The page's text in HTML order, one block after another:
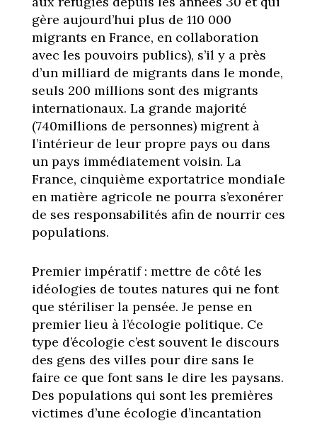
gère aujourd’hui plus de 110 000
migrants en France, en collaboration
avec les pouvoirs publics), s’il y a près
d’un milliard de migrants dans le monde,
seuls 200 millions sont des migrants
internationaux. La grande majorité
(740millions de personnes) migrent à
l’intérieur de leur propre pays ou dans
un pays immédiatement voisin. La
France, cinquième exportatrice mondiale
en matière agricole ne pourra s’exonérer
de ses responsabilités afin de nourrir ces
populations.
Premier impératif : mettre de côté les
idéologies de toutes natures qui ne font
que stériliser la pensée. Je pense en
premier lieu à l’écologie politique. Ce
type d’écologie c’est souvent le discours
des gens des villes pour dire sans le
faire ce que font sans le dire les paysans.
Des populations qui sont les premières
victimes d’une écologie d’incantation